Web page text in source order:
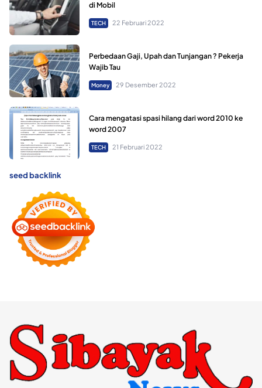
di Mobil
TECH 22 Februari 2022
Perbedaan Gaji, Upah dan Tunjangan ? Pekerja
Wajib Tau
Money 29 Desember 2022
Cara mengatasi spasi hilang dari word 2010 ke
word 2007
TECH 21 Februari 2022
seed backlink